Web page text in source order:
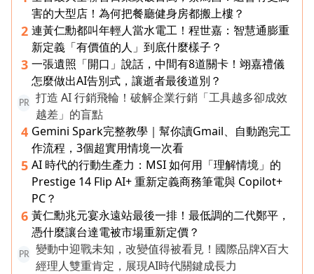
害的大型店！為何把餐廳健身房都搬上樓？
2 連黃仁勳都叫年輕人當水電工！程世嘉：智慧通膨重
新定義「有價值的人」到底什麼樣子？
3 一張遺照「開口」說話，中間有8道關卡！翊嘉禮儀
怎麼做出AI告別式，讓逝者最後道別？
PR
打造 AI 行銷飛輪！破解企業行銷「工具越多卻成效
越差」的盲點
4 Gemini Spark完整教學｜幫你讀Gmail、自動跑完工
作流程，3個超實用情境一次看
5 AI 時代的行動生產力：MSI 如何用「理解情境」的
Prestige 14 Flip AI+ 重新定義商務筆電與 Copilot+
PC？
6 黃仁勳兆元宴永遠站最後一排！最低調的二代鄭平，
憑什麼讓台達電被市場重新定價？
PR
變動中迎戰未知，改變值得被看見！國際品牌X百大
經理人雙重肯定，展現AI時代關鍵成長力